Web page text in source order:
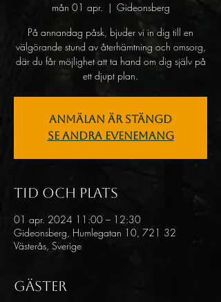
mån 01 apr.
  |
Gideonsberg
På annandag påsk, bjuder vi in dig till en
välgörande stund av återhämtning och omsorg,
där du får möjlighet att ta hand om dig själv på
ett djupt plan.
Anmälan är stängd
Se andra evenemang
Tid och plats
01 apr. 2024 11:00 – 12:30
Gideonsberg, Humlegatan 10, 721 32
Västerås, Sverige
Gäster